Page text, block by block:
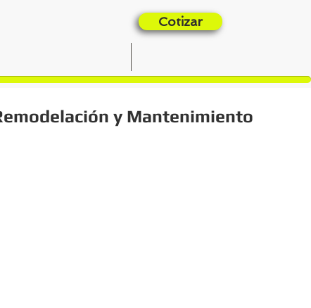
Cotizar
y Mantenimiento